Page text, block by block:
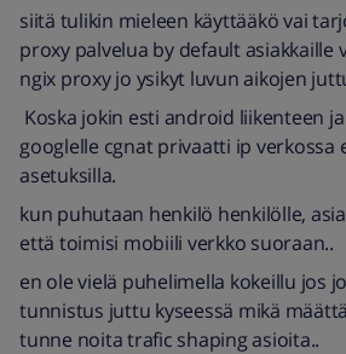
siitä tulikin mieleen käyttääkö vai
proxy palvelua by default asiakkaille
ngix proxy jo ysikyt luvun aikojen
Koska jokin esti android liikenteen
googlelle cgnat privaatti ip verkossa
asetuksilla.
kun puhutaan henkilö henkilölle,
että toimisi mobiili verkko suoraan..
en ole vielä puhelimella kokeillu jos
tunnistus juttu kyseessä mikä
tunne noita trafic shaping asioita..